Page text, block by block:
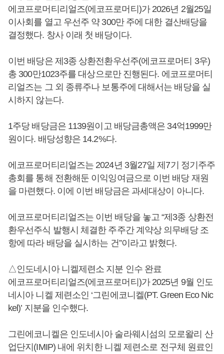
에코프로머티리얼즈(에코프로머티)가 2026년 2월25일
이사회를 열고 우선주 약 300만 주에 대한 결산배당을
결정했다. 창사 이래 첫 배당이다.
이번 배당은 제3종 상환전환우선주(에코프로머티 3우)
총 300만1023주를 대상으로만 진행된다. 에코프로머티
리얼즈는 그 외 종류주나 보통주에 대해서는 배당을 실
시하지 않는다.
1주당 배당금은 1139원이고 배당금총액은 34억1999만
원이다. 배당성향은 14.2%다.
에코프로머티리얼즈는 2024년 3월27일 제7기 정기주주
총회를 통해 전환해둔 이익잉여금으로 이번 배당 재원
을 마련했다. 이에 이번 배당금은 과세대상이 아니다.
에코프로머티리얼즈는 이번 배당을 놓고 “제3종 상환전
환우선주식 발행시 체결한 주주간 계약상 의무배당 조
항에 따라 배당을 실시하는 건”이라고 밝혔다.
△인도네시아 니켈제련소 지분 인수 완료
에코프로머티리얼즈(에코프로머티)가 2025년 9월 인도
네시아 니켈 제련소인 ‘그린에코니켈(PT. Green Eco Nic
kel)’ 지분을 인수했다.
그린에코니켈은 인도네시아 술라웨시섬의 모로왈리 산
업단지(IMIP) 내에 위치한 니켈 제련소로 전구체 원료인